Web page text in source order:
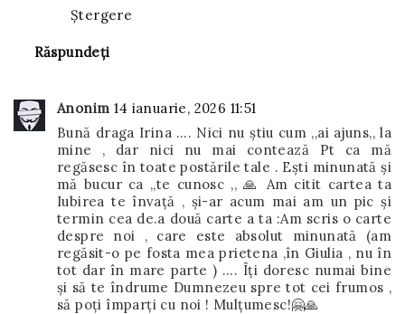
Ștergere
Răspundeți
Anonim 14 ianuarie, 2026 11:51
Bună draga Irina …. Nici nu știu cum ,,ai ajuns,, la
mine , dar nici nu mai contează Pt ca mă
regăsesc în toate postările tale . Ești minunată și
mă bucur ca ,,te cunosc ,, 🙏 Am citit cartea ta
Iubirea te învață , și-ar acum mai am un pic și
termin cea de.a două carte a ta :Am scris o carte
despre noi , care este absolut minunată (am
regăsit-o pe fosta mea prietena ,în Giulia , nu în
tot dar în mare parte ) …. Îți doresc numai bine
și să te îndrume Dumnezeu spre tot cei frumos ,
să poți împarți cu noi ! Mulțumesc!🤗🙏